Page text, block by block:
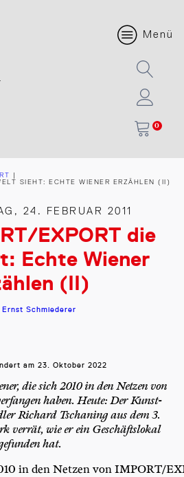
Menü
0
|
SIEHT: ECHTE WIENER ERZÄHLEN (II)
24. FEBRUAR 2011
EXPORT die
Echte Wiener
(II)
Ernst Schmiederer
am 23. Oktober 2022
die sich 2010 in den Netzen von
haben. Heute: Der Kunst-
Richard Tschaning aus dem 3.
verrät, wie er ein Geschäftslokal
hat.
in den Net­zen von IMPORT/